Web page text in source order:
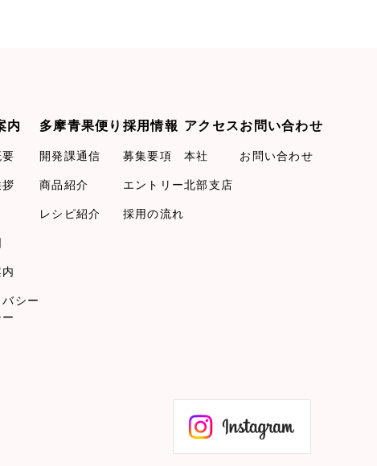
内
シー
多摩青果便り
開発課通信
商品紹介
レシピ紹介
採用情報
募集要項
エントリー
採用の流れ
アクセス
本社
北部支店
お問い合わせ
お問い合わせ